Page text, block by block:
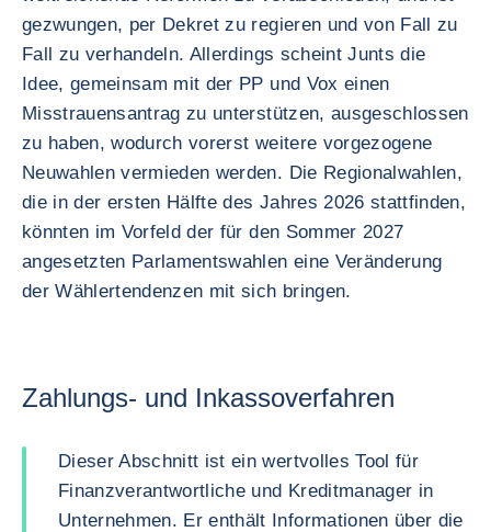
gezwungen, per Dekret zu regieren und von Fall zu
Fall zu verhandeln. Allerdings scheint Junts die
Idee, gemeinsam mit der PP und Vox einen
Misstrauensantrag zu unterstützen, ausgeschlossen
zu haben, wodurch vorerst weitere vorgezogene
Neuwahlen vermieden werden. Die Regionalwahlen,
die in der ersten Hälfte des Jahres 2026 stattfinden,
könnten im Vorfeld der für den Sommer 2027
angesetzten Parlamentswahlen eine Veränderung
der Wählertendenzen mit sich bringen.
Zahlungs- und Inkassoverfahren
Dieser Abschnitt ist ein wertvolles Tool für
Finanzverantwortliche und Kreditmanager in
Unternehmen. Er enthält Informationen über die